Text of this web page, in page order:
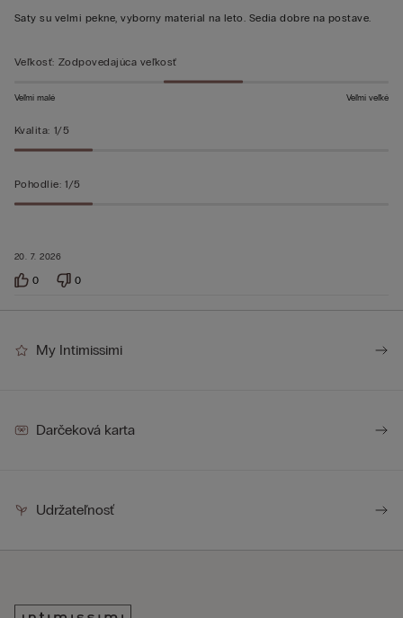
z 5
20. 7. 2026
Saty su velmi pekne, vyborny material na leto. Sedia dobre na postave.
Veľkosť: Zodpovedajúca veľkosť
Veľmi malé Veľmi veľké
Kvalita: 1/5
Pohodlie: 1/5
0 0
My Intimissimi
Darčeková karta
Udržateľnosť